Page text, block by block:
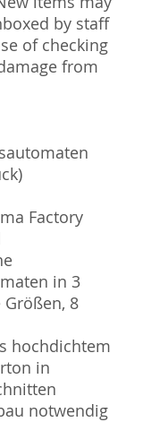
by staff
of checking
from
Factory
in 3
8
hochdichtem
in
notwendig